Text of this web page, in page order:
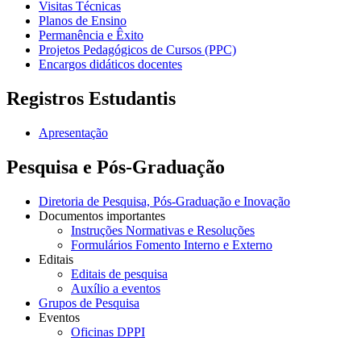
Visitas Técnicas
Planos de Ensino
Permanência e Êxito
Projetos Pedagógicos de Cursos (PPC)
Encargos didáticos docentes
Registros Estudantis
Apresentação
Pesquisa e Pós-Graduação
Diretoria de Pesquisa, Pós-Graduação e Inovação
Documentos importantes
Instruções Normativas e Resoluções
Formulários Fomento Interno e Externo
Editais
Editais de pesquisa
Auxílio a eventos
Grupos de Pesquisa
Eventos
Oficinas DPPI